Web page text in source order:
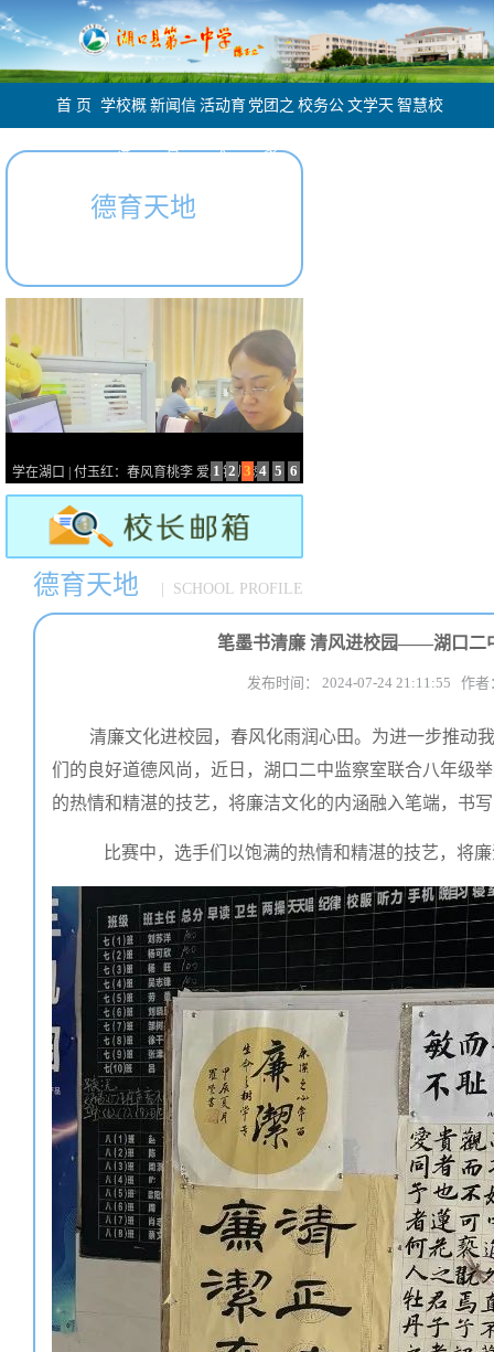
首 页 学校概
况
新闻信
息
活动育
人
党团之
家
校务公 文学天 智慧校
德育天地
湖口二中：三秋桂子 满园飘香 1 2 3 4 5 6
德育天地 | SCHOOL PROFILE
笔墨书清廉 清风进校园——湖口二
发布时间： 2024-07-24 21:11:55 作
清廉文化进校园，春风化雨润心田。为进一步推动
们的良好道德风尚，近日，湖口二中监察室联合八年级
的热情和精湛的技艺，将廉洁文化的内涵融入笔端，书
比赛中，选手们以饱满的热情和精湛的技艺，将